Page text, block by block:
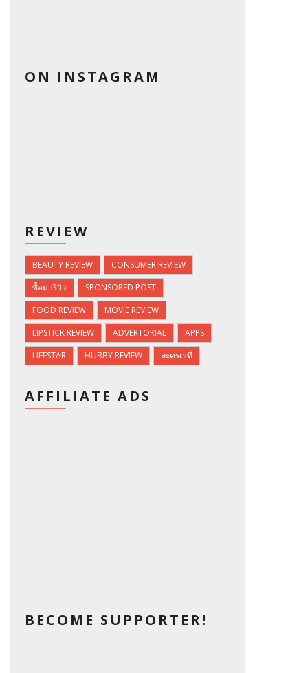
ON INSTAGRAM
REVIEW
BEAUTY REVIEW
CONSUMER REVIEW
ซื้อมารีวิว
SPONSORED POST
FOOD REVIEW
MOVIE REVIEW
LIPSTICK REVIEW
ADVERTORIAL
APPS
LIFESTAR
HUBBY REVIEW ละครเวที
AFFILIATE ADS
BECOME SUPPORTER!